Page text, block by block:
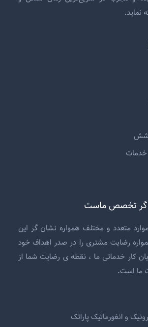
نماید.
گر تخصص ماست
متعدد و مختلف همواره نشان گر این
رضایت مشتری را در صدر اهداف خود
کار خدماتی ما ، نقطه ی رضایت شما از
ما است.
و انفورماتیک پاراتک